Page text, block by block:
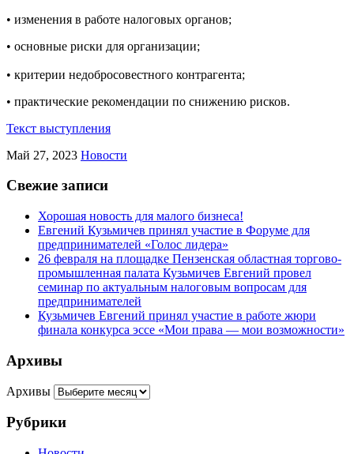
• изменения в работе налоговых органов;
• основные риски для организации;
• критерии недобросовестного контрагента;
• практические рекомендации по снижению рисков.
Текст выступления
Май 27, 2023 Новости
Свежие записи
Хорошая новость для малого бизнеса!
Евгений Кузьмичев принял участие в Форуме для
предпринимателей «Голос лидера»
26 февраля на площадке Пензенская областная торгово-
промышленная палата Кузьмичев Евгений провел
семинар по актуальным налоговым вопросам для
предпринимателей
Кузьмичев Евгений принял участие в работе жюри
финала конкурса эссе «Мои права — мои возможности»
Архивы
Архивы
Рубрики